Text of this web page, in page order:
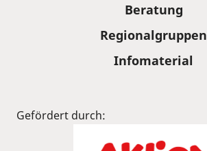
Beratung
Regionalgruppen
Infomaterial
Gefördert durch: